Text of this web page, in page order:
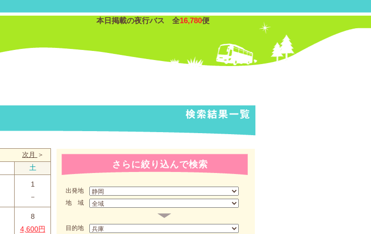
本日掲載の夜行バス 全16,780便
次月 ＞
土
1
－
8
4,600円
さらに絞り込んで検索
出発地
地 域
目的地